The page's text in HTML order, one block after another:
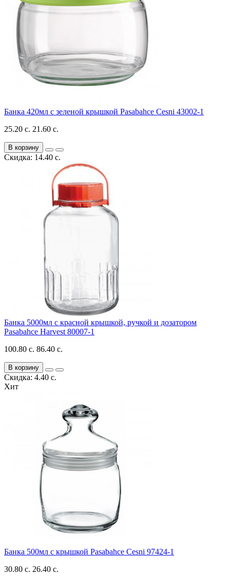
Банка 420мл с зеленой крышкой Pasabahce Cesni 43002-1
25.20 с. 21.60 с.
В корзину
Скидка: 14.40 с.
Банка 5000мл с красной крышкой, ручкой и дозатором
Pasabahce Harvest 80007-1
100.80 с. 86.40 с.
В корзину
Скидка: 4.40 с.
Хит
Банка 500мл с крышкой Pasabahce Cesni 97424-1
30.80 с. 26.40 с.